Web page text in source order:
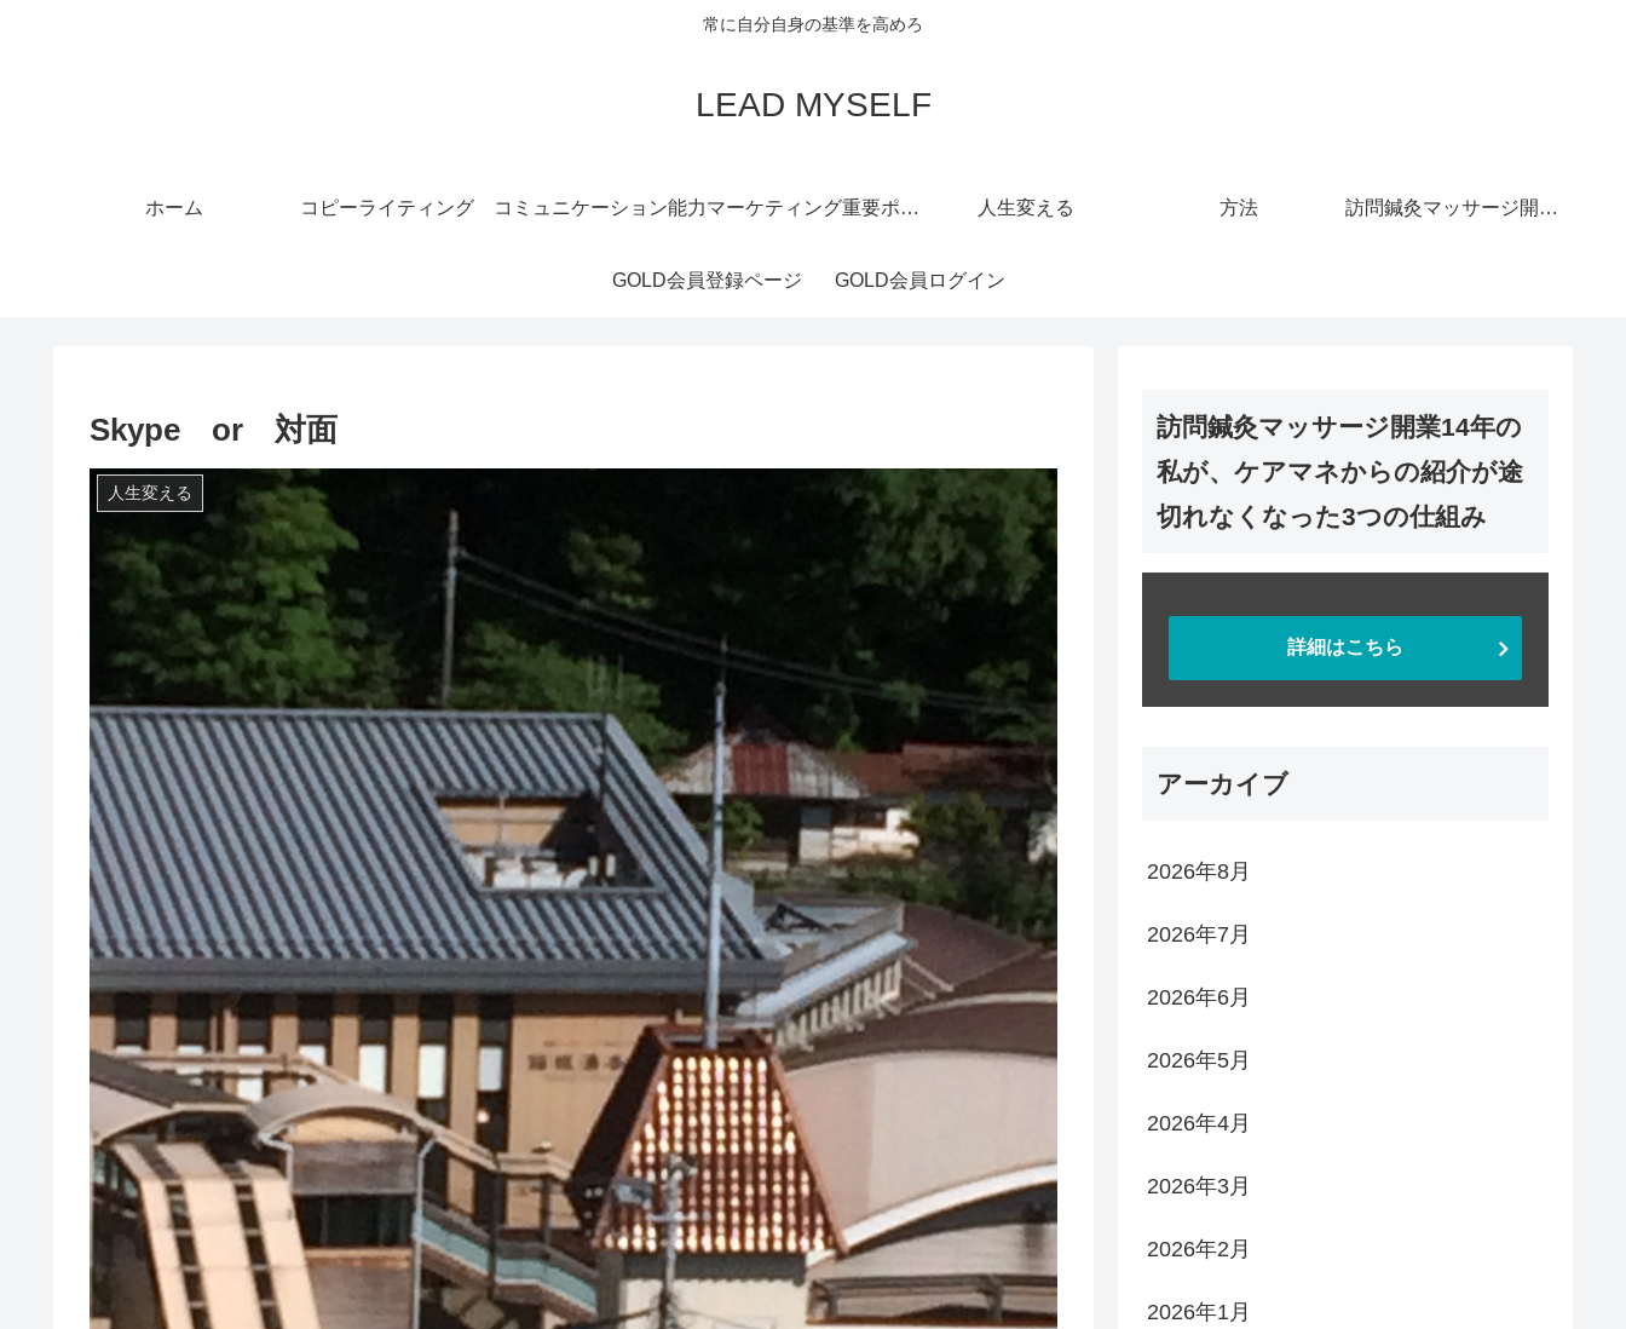
常に自分自身の基準を高めろ
LEAD MYSELF
ホーム コピーライティング コミュニケーション能力 マーケティング重要ポイント 人生変える 方法 訪問鍼灸マッサージ開業14年の私が、ケアマネからの紹介が途切れなくなった3つの仕組み
GOLD会員登録ページ GOLD会員ログイン
Skype or 対面
人生変える
訪問鍼灸マッサージ開業14年の
私が、ケアマネからの紹介が途
切れなくなった3つの仕組み
詳細はこちら
アーカイブ
2026年8月
2026年7月
2026年6月
2026年5月
2026年4月
2026年3月
2026年2月
2026年1月